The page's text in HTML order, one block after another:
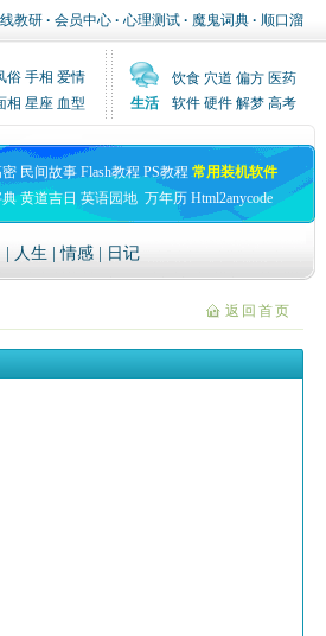
教研 · 会员中心 · 心理测试 · 魔鬼词典 · 顺口溜
俗 手相 爱情
相 星座 血型
饮食 穴道 偏方 医药
生活
软件 硬件 解梦 高考
民间故事 Flash教程 PS教程 常用装机软件
黄道吉日 英语园地 万年历 Html2anycode
人生 |情感 日记
返回首页